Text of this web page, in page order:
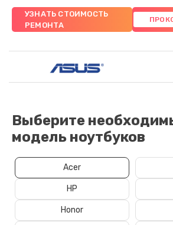
УЗНАТЬ СТОИМОСТЬ
РЕМОНТА
Выберите
модель ноутбуков
Acer
HP
Honor